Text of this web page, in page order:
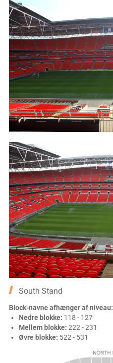
South Stand
Block-navne afhænger af niveau:
Nedre blokke: 118 - 127
Mellem blokke: 222 - 231
Øvre blokke: 522 - 531